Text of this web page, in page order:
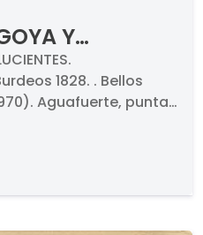
Y
consejos. 13ª
1828. . Bellos
Aguafuerte, punta
x 152 mm plancha.
de Los Caprichos.